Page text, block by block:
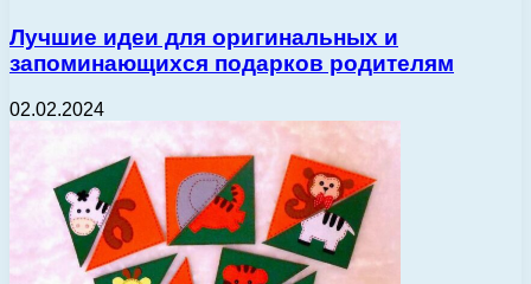
Лучшие идеи для оригинальных и
запоминающихся подарков родителям
02.02.2024